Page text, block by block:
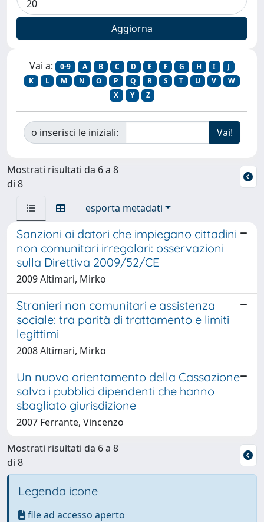
Vai a: 0-9 A B C D E F G H I
J
K
L M N O P Q R S T U V
W
X
Y Z
o inserisci le iniziali:
Mostrati risultati da 6 a 8
di 8
esporta metadati
Sanzioni ai datori che impiegano cittadini
non comunitari irregolari: osservazioni
sulla Direttiva 2009/52/CE
2009 Altimari, Mirko
Stranieri non comunitari e assistenza
sociale: tra parità di trattamento e limiti
legittimi
2008 Altimari, Mirko
Un nuovo orientamento della Cassazione
salva i pubblici dipendenti che hanno
sbagliato giurisdizione
2007 Ferrante, Vincenzo
Mostrati risultati da 6 a 8
di 8
Legenda icone
file ad accesso aperto